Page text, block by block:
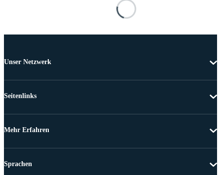
Unser Netzwerk
Seitenlinks
Mehr Erfahren
Sprachen